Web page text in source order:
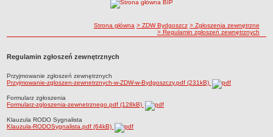
RAPORT O STANIE DOSTĘPNOŚCI
Lokalizacja
Przedmiot działalności
Nadzór nad ZDW
Regulamin Organizacyjny
Struktura organizacyjna
Schemat organizacyjny
ścieżka nawigacji
Strona główna > ZDW Bydgoszcz > Zgłoszenia zewnętrzne
> Regulamin zgłoszeń zewnętrznych
Regulamin zgłoszeń zewnętrznych
Przyjmowanie zgłoszeń zewnętrznych
Przyjmowanie-zgloszen-zewnetrznych-w-ZDW-w-Bydgoszczy.pdf (231kB)
Formularz zgłoszenia
Formularz-zgloszenia-zewnetrznego.pdf (128kB)
Klauzula RODO Sygnalista
Klauzula-RODOSygnalista.pdf (64kB)